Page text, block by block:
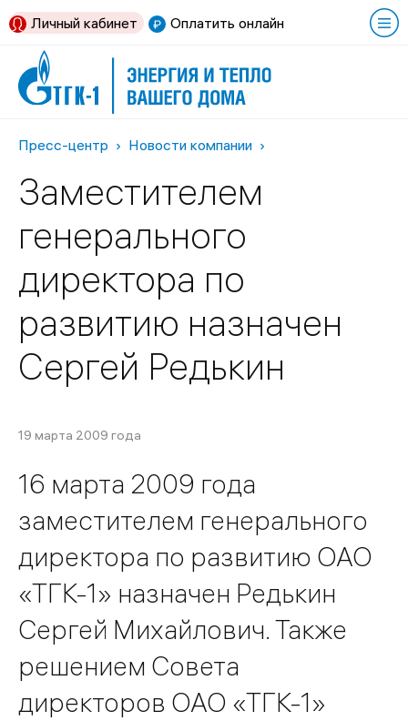
Оплатить онлайн
Личный кабинет
Пресс-центр Новости компании
Заместителем
генерального
директора по
развитию назначен
Сергей Редькин
19 марта 2009 года
16 марта 2009 года
заместителем генерального
директора по развитию ОАО
«ТГК-1» назначен Редькин
Сергей Михайлович. Также
решением Совета
директоров ОАО «ТГК-1»